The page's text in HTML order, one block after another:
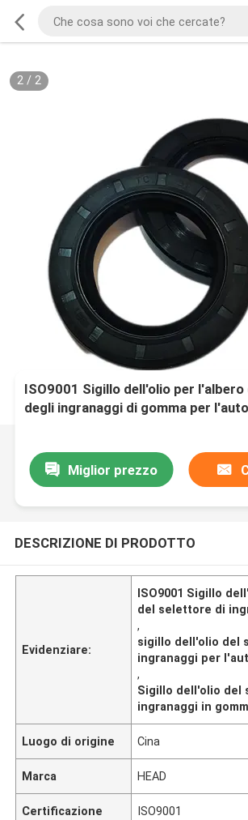
2/ 2
ISO9001 Sigillo dell'olio per l'albero
degli ingranaggi di gomma per
Miglior prezzo
DESCRIZIONE DI PRODOTTO
Evidenziare:
ISO9001 Sigillo
del selettore di
,
sigillo dell'olio del
ingranaggi per
,
Sigillo dell'olio del
ingranaggi in
Luogo di origine Cina
Marca HEAD
Certificazione ISO9001